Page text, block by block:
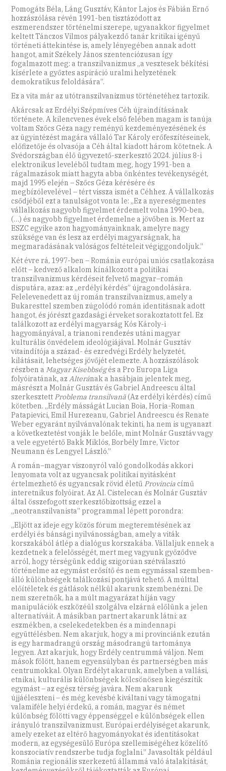
Pomogáts Béla, Láng Gusztáv, Kántor Lajos és Fábián Ernő
hozzászólása révén 1991-ben tisztázódott az
eszmerendszer történelmi szerepe, ugyanakkor figyelmet
keltett Tánczos Vilmos pályakezdő tanár kritikai igényű
történeti áttekintése is, amely lényegében annak adott
hangot, amit Székely János szentenciózusan így
fogalmazott meg: a transzilvanizmus „a vesztesek békítési
kísérlete a győztes aspiráció uralmi helyzetének
demokratikus feloldására”.
Ez a vita már az utótranszilvanizmus történetéhez tartozik.
Akárcsak az Erdélyi Szépmíves Céh újraindításának
története. A kilencvenes évek első felében magam is tanúja
voltam Szőcs Géza nagy reményű kezdeményezésének és
az ügyintézést magára vállaló Tar Károly erőfeszítéseinek,
előfizetője és olvasója a Céh által kiadott három kötetnek. A
Svédországban élő ügyvezető-szerkesztő 2024. július 8-i
elektronikus leveléből tudtam meg, hogy 1991-ben a
rágalmazások miatt hagyta abba önkéntes tevékenységét,
majd 1995 elején – Szőcs Géza kérésére és
megbízólevelével – tért vissza ismét a Céhhez. A vállalkozás
csődjéből ezt a tanulságot vonta le: „Ez a nyereségmentes
vállalkozás nagyobb figyelmet érdemelt volna 1990-ben,
(…) és nagyobb figyelmet érdemelne a jövőben is. Mert az
ESZC egyike azon hagyományainknak, amelyre nagy
szüksége van és lesz az erdélyi magyarságnak, ha
megmaradásának valóságos feltételeit végiggondoljuk.”
Két évre rá, 1997-ben – Románia európai uniós csatlakozása
előtt – kedvező alkalom kínálkozott a politikai
transzilvanizmus kérdéseit felvető magyar–román
disputára, azaz: az „erdélyi kérdés” újragondolására.
Felelevenedett az új román transzilvanizmus, amely a
Bukaresttel szemben zúgolódó román identitásnak adott
hangot, és jórészt gazdasági érveket sorakoztatott fel. Ez
találkozott az erdélyi magyarság Kós Károly-i
hagyományával, a trianoni rendezés utáni magyar
kulturális önvédelem ideológiájával. Molnár Gusztáv
vitaindítója a század- és ezredvégi Erdély helyzetét,
kilátásait, lehetséges jövőjét elemezte. A hozzászólások
részben a Magyar Kisebbségés a Pro Europa Liga
folyóiratának, azAlterának a hasábjain jelentek meg,
másrészt a Molnár Gusztáv és Gabriel Andreescu által
szerkesztett Problema transilvană(Az erdélyi kérdés) című
kötetben. „Erdély másságát Lucian Boia, Horia-Roman
Patapievici, Emil Hurezeanu, Gabriel Andreescu és Renate
Weber egyaránt nyilvánvalónak tekinti, ha nem is ugyanazt
a következtetést vonják le belőle, mint Molnár Gusztáv vagy
a vele egyetértő Bakk Miklós, Borbély Imre, Victor
Neumann és Lengyel László.”
A román–magyar viszonyról való gondolkodás akkori
lenyomata volt az ugyancsak politikai nyitásként
értelmezhető és ugyancsak rövid életű Provinciacímű
interetnikus folyóirat. Az Al. Cistelecan és Molnár Gusztáv
által összefogott szerkesztőbizottság ezzel a
„neotranszilvanista” programmal lépett porondra:
„Eljött az ideje egy közös fórum megteremtésének az
erdélyi és bánsági nyilvánosságban, amely a viták
korszakából átlép a dialógus korszakába. Vállaljuk ennek a
kezdetnek a felelősségét, mert meg vagyunk győződve
arról, hogy térségünk eddig szigorúan szétválasztó
történelme az egymást erősítő és nem egymással szemben­
álló különbségek találkozási pontjává tehető. A múlttal
előítéletek és gátlások nélkül akarunk szembenézni. De
nem szeretnők, ha a múlt magyarázat híján vagy
manipulációk eszközéül szolgálva elzárná előlünk a jelen
alternatíváit. A másikban partnert akarunk látni: az
eszmékben, a cselekedetekben és a mindennapi
együttélésben. Nem akarjuk, hogy a mi provinciánk ezután
is egy harmadrangú ország másodrangú tartománya
legyen. Azt akarjuk, hogy Erdély centrummá váljon. Nem
mások fölött, hanem egyensúlyban és partnerségben más
centrumokkal. Olyan Erdélyt akarunk, amelyben a vallási,
etnikai, kulturális különbségek kölcsönösen kiegészítik
egymást – az egész térség javára. Nem akarunk
újjáéleszteni – és még kevésbé kiváltani vagy támogatni
valamiféle helyi érdekű, a román, magyar és német
különbség fölötti vagy éppenséggel e különbségek ellen
irányuló transzilvanizmust. Európai erdélyiséget akarunk,
amely ezeket az eltérő hagyományokat és identitásokat
modern, az egységesülő Európa szellemiségéhez közelítő
konszociatív rendszerbe tudja foglalni.” Javasolták például
Románia regionális szerkezetű állammá való átalakítását,